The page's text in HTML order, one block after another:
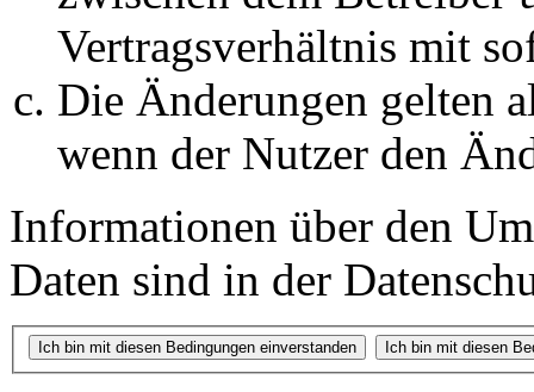
Vertragsverhältnis mit
Die Änderungen gelten
wenn der Nutzer den
Informationen über den
Daten sind in der